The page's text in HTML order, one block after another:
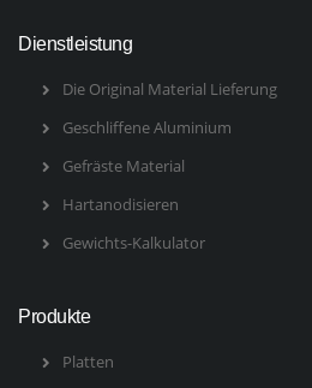
Dienstleistung
Die Original Material Lieferung
Geschliffene Aluminium
Gefräste Material
Hartanodisieren
Gewichts-Kalkulator
Produkte
Platten